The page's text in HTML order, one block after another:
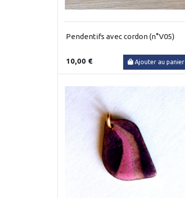
Pendentifs avec cordon (n°V05)
10,00 € Ajouter au panier